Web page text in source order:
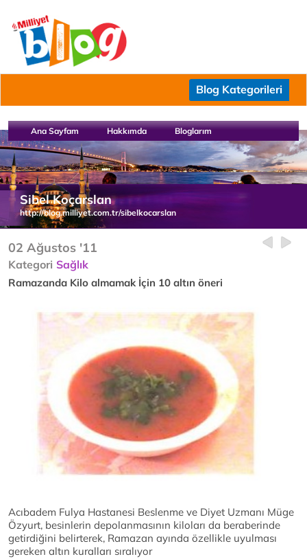
Blog Kategorileri
Ana Sayfam Hakkımda Bloglarım
Sibel Koçarslan
http://blog.milliyet.com.tr/sibelkocarslan
02 Ağustos '11
Kategori Sağlık
Ramazanda Kilo almamak İçin 10 altın öneri
Acıbadem Fulya Hastanesi Beslenme ve Diyet Uzmanı Müge
Özyurt, besinlerin depolanmasının kiloları da beraberinde
getirdiğini belirterek, Ramazan ayında özellikle uyulması
gereken altın kuralları sıralıyor